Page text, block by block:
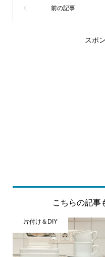
スポ
こちらの記事
片付け＆DIY